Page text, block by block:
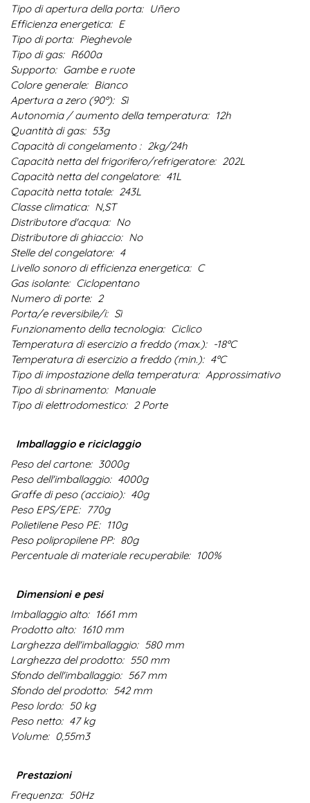
Tipo di apertura della porta: Uñero
Efficienza energetica: E
Tipo di porta: Pieghevole
Tipo di gas: R600a
Supporto: Gambe e ruote
Colore generale: Bianco
Apertura a zero (90º): Sì
Autonomia / aumento della temperatura: 12h
Quantità di gas: 53g
Capacità di congelamento : 2kg/24h
Capacità netta del frigorifero/refrigeratore: 202L
Capacità netta del congelatore: 41L
Capacità netta totale: 243L
Classe climatica: N,ST
Distributore d'acqua: No
Distributore di ghiaccio: No
Stelle del congelatore: 4
Livello sonoro di efficienza energetica: C
Gas isolante: Ciclopentano
Numero di porte: 2
Porta/e reversibile/i: Sì
Funzionamento della tecnologia: Ciclico
Temperatura di esercizio a freddo (max.): -18ºC
Temperatura di esercizio a freddo (min.): 4ºC
Tipo di impostazione della temperatura: Approssimativo
Tipo di sbrinamento: Manuale
Tipo di elettrodomestico: 2 Porte
Imballaggio e riciclaggio
Peso del cartone: 3000g
Peso dell'imballaggio: 4000g
Graffe di peso (acciaio): 40g
Peso EPS/EPE: 770g
Polietilene Peso PE: 110g
Peso polipropilene PP: 80g
Percentuale di materiale recuperabile: 100%
Dimensioni e pesi
Imballaggio alto: 1661 mm
Prodotto alto: 1610 mm
Larghezza dell'imballaggio: 580 mm
Larghezza del prodotto: 550 mm
Sfondo dell'imballaggio: 567 mm
Sfondo del prodotto: 542 mm
Peso lordo: 50 kg
Peso netto: 47 kg
Volume: 0,55m3
Prestazioni
Frequenza: 50Hz